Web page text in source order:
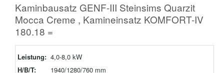
Kaminbausatz GENF-III Steinsims Quarzit
Mocca Creme , Kamineinsatz KOMFORT-IV
180.18 =
Leistung: 4,0-8,0 kW
H/B/T:
1940/1280/760 mm